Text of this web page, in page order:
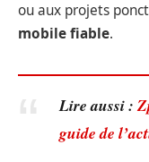
ou aux projets
mobile fiable.
Lire aussi :
guide de